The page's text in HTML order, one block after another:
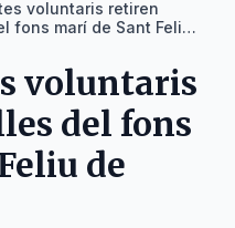
voluntaris retiren
fons marí de Sant Feliu
voluntaris
del fons
de